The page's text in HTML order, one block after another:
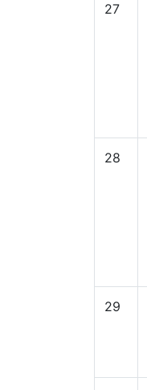
27
28
29